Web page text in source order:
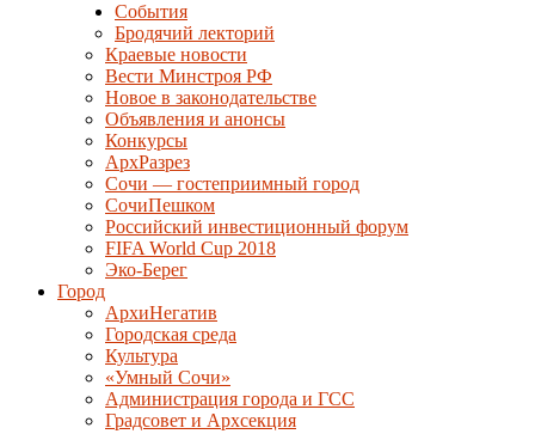
События
Бродячий лекторий
Краевые новости
Вести Минстроя РФ
Новое в законодательстве
Объявления и анонсы
Конкурсы
АрхРазрез
Сочи — гостеприимный город
СочиПешком
Российский инвестиционный форум
FIFA World Cup 2018
Эко-Берег
Город
АрхиНегатив
Городская среда
Культура
«Умный Сочи»
Администрация города и ГСС
Градсовет и Архсекция